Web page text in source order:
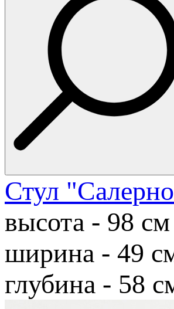
Стул
высота - 98 см
ширина - 49
глубина - 58